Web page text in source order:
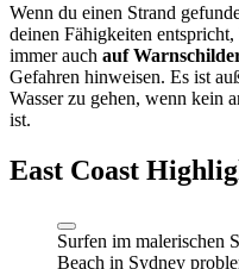
Wenn du einen Strand
deinen Fähigkeiten
immer auch auf
Gefahren hinweisen. Es ist
Wasser zu gehen, wenn kein
ist.
East Coast
Surfen im malerischen
Beach in Sydney